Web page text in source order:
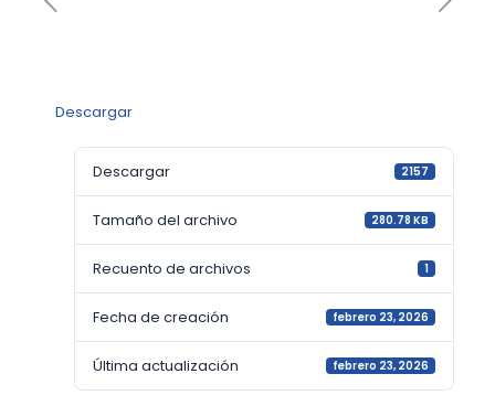
Descargar
Descargar 2157
Tamaño del archivo 280.78 KB
Recuento de archivos 1
Fecha de creación febrero 23, 2026
Última actualización febrero 23, 2026